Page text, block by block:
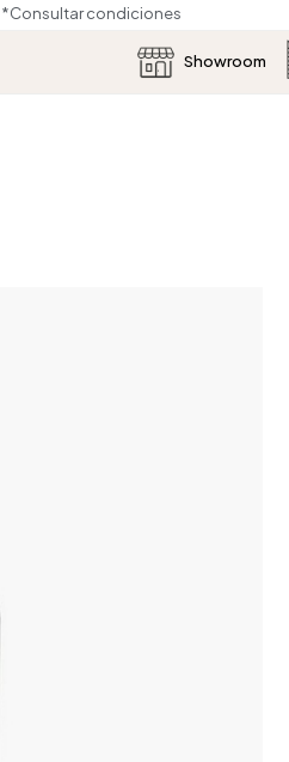
*Consultar condiciones
Showroom